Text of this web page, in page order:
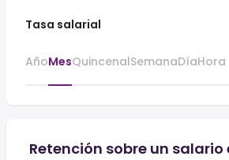
Tasa salarial
AñoMesQuincenalSemanaDíaHora
Retención sobre un salario